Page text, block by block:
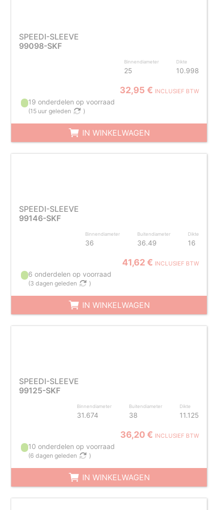
SPEEDI-SLEEVE
99098-SKF
Binnendiameter
25
Dikte
10.998
32,95 € INCLUSIEF BTW
19 onderdelen op voorraad
(15 uur geleden )
IN WINKELWAGEN
SPEEDI-SLEEVE
99146-SKF
Binnendiameter
36
Buitendiameter
36.49
Dikte
16
41,62 € INCLUSIEF BTW
6 onderdelen op voorraad
(3 dagen geleden )
IN WINKELWAGEN
SPEEDI-SLEEVE
99125-SKF
Binnendiameter
31.674
Buitendiameter
38
Dikte
11.125
36,20 € INCLUSIEF BTW
10 onderdelen op voorraad
(6 dagen geleden )
IN WINKELWAGEN